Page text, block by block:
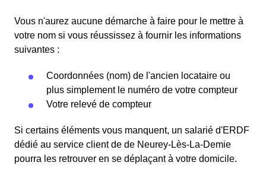
Vous n'aurez aucune démarche à faire pour le mettre à
votre nom si vous réussissez à fournir les informations
suivantes :
Coordonnées (nom) de l'ancien locataire ou
plus simplement le numéro de votre compteur
Votre relevé de compteur
Si certains éléments vous manquent, un salarié d'ERDF
dédié au service client de de Neurey-Lès-La-Demie
pourra les retrouver en se déplaçant à votre domicile.